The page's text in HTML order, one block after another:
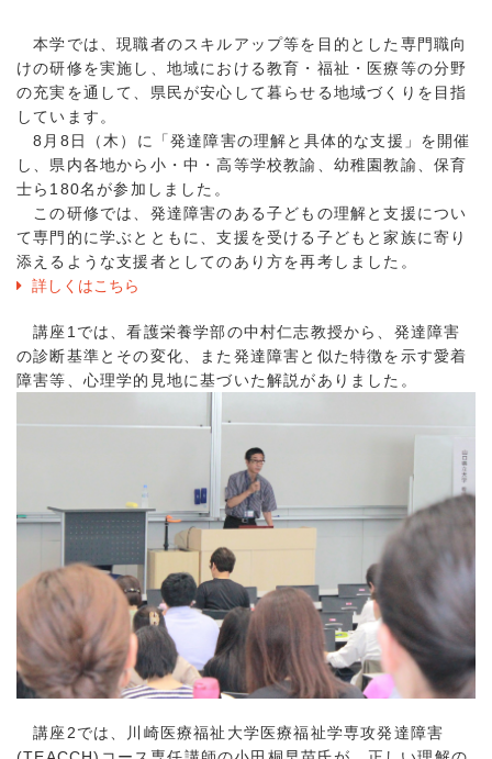
本学では、現職者のスキルアップ等を目的とした専門職向
けの研修を実施し、地域における教育・福祉・医療等の分野
の充実を通して、県民が安心して暮らせる地域づくりを目指
しています。
8月8日（木）に「発達障害の理解と具体的な支援」を開催
し、県内各地から小・中・高等学校教諭、幼稚園教諭、保育
士ら180名が参加しました。
この研修では、発達障害のある子どもの理解と支援につい
て専門的に学ぶとともに、支援を受ける子どもと家族に寄り
添えるような支援者としてのあり方を再考しました。
詳しくはこちら
講座1では、看護栄養学部の中村仁志教授から、発達障害
の診断基準とその変化、また発達障害と似た特徴を示す愛着
障害等、心理学的見地に基づいた解説がありました。
講座2では、川崎医療福祉大学医療福祉学専攻発達障害